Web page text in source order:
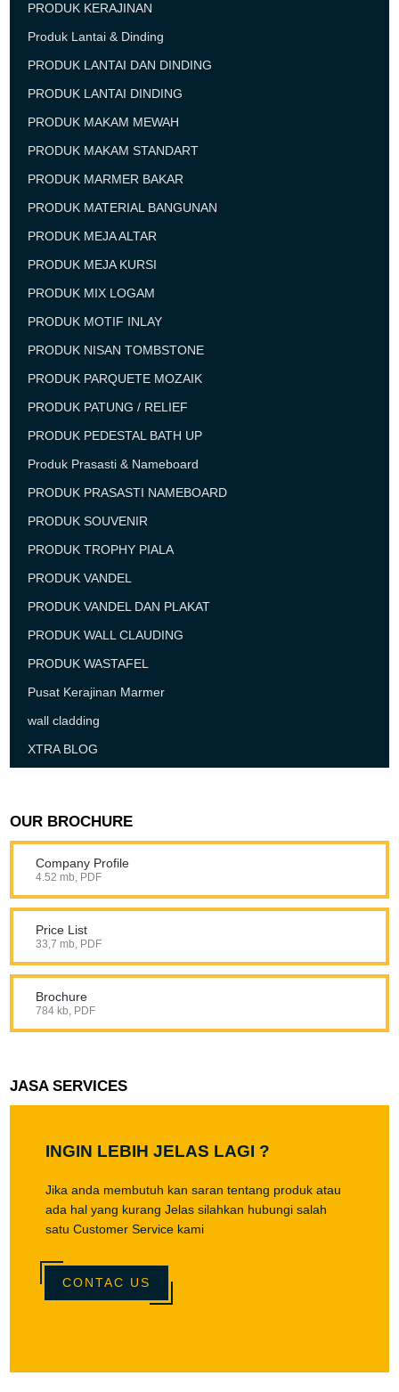
PRODUK KERAJINAN
Produk Lantai & Dinding
PRODUK LANTAI DAN DINDING
PRODUK LANTAI DINDING
PRODUK MAKAM MEWAH
PRODUK MAKAM STANDART
PRODUK MARMER BAKAR
PRODUK MATERIAL BANGUNAN
PRODUK MEJA ALTAR
PRODUK MEJA KURSI
PRODUK MIX LOGAM
PRODUK MOTIF INLAY
PRODUK NISAN TOMBSTONE
PRODUK PARQUETE MOZAIK
PRODUK PATUNG / RELIEF
PRODUK PEDESTAL BATH UP
Produk Prasasti & Nameboard
PRODUK PRASASTI NAMEBOARD
PRODUK SOUVENIR
PRODUK TROPHY PIALA
PRODUK VANDEL
PRODUK VANDEL DAN PLAKAT
PRODUK WALL CLAUDING
PRODUK WASTAFEL
Pusat Kerajinan Marmer
wall cladding
XTRA BLOG
OUR BROCHURE
Company Profile
4.52 mb, PDF
Price List
33,7 mb, PDF
Brochure
784 kb, PDF
JASA SERVICES
INGIN LEBIH JELAS LAGI ?
Jika anda membutuh kan saran tentang produk atau
ada hal yang kurang Jelas silahkan hubungi salah
satu Customer Service kami
CONTAC US